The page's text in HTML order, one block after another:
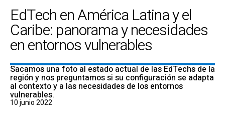
EdTech en América Latina y el
Caribe: panorama y necesidades
en entornos vulnerables
Sacamos una foto al estado actual de las EdTechs de la
región y nos preguntamos si su configuración se adapta
al contexto y a las necesidades de los entornos
vulnerables.
10 junio 2022